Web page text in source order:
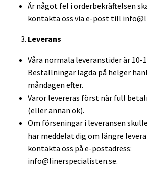
Är något fel i orderbekräftelsen
kontakta oss via e-post till
Leverans
Våra normala leveranstider är 10-
Beställningar lagda på helger
måndagen efter.
Varor levereras först när full
(eller annan ök).
Om förseningar i leveransen
har meddelat dig om längre
kontakta oss på e-postadress:
info@linerspecialisten.se.